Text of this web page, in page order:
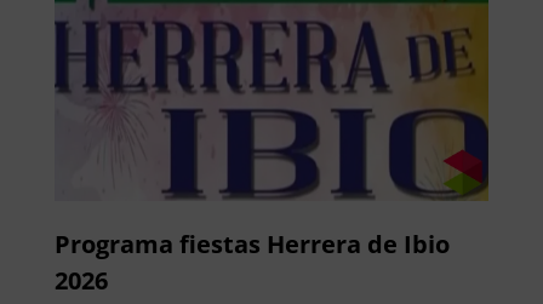
Programa fiestas Herrera de Ibio
2026